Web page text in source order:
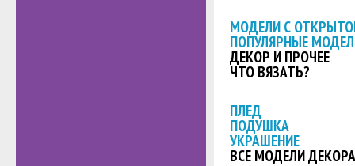
МОДЕЛИ С
ПОПУЛЯРНЫЕ
ДЕКОР И ПРОЧЕЕ
ЧТО ВЯЗАТЬ?
ПЛЕД
ПОДУШКА
УКРАШЕНИЕ
ВСЕ МОДЕЛИ ДЕКОРА